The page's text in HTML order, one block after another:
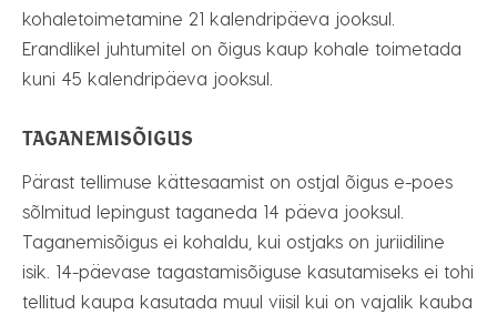
kohaletoimetamine 21 kalendripäeva jooksul.
Erandlikel juhtumitel on õigus kaup kohale toimetada
kuni 45 kalendripäeva jooksul.
TAGANEMISÕIGUS
Pärast tellimuse kättesaamist on ostjal õigus e-poes
sõlmitud lepingust taganeda 14 päeva jooksul.
Taganemisõigus ei kohaldu, kui ostjaks on juriidiline
isik. 14-päevase tagastamisõiguse kasutamiseks ei tohi
tellitud kaupa kasutada muul viisil kui on vajalik kauba